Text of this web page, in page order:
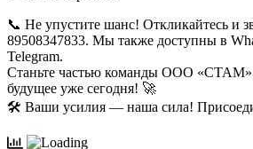
📞 Не упустите шанс! Откликайтесь и
89508347833. Мы также доступны в
Telegram.
Станьте частью команды ООО «СТАМ»
будущее уже сегодня! 🚀
🛠️ Ваши усилия — наша сила!